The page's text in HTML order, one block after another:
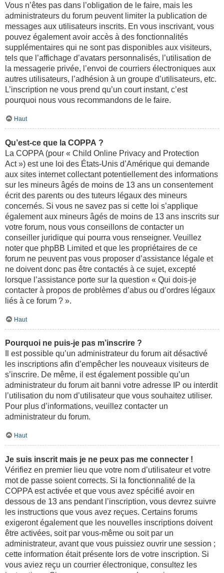
Vous n’êtes pas dans l’obligation de le faire, mais les
administrateurs du forum peuvent limiter la publication de
messages aux utilisateurs inscrits. En vous inscrivant, vous
pouvez également avoir accès à des fonctionnalités
supplémentaires qui ne sont pas disponibles aux visiteurs,
tels que l’affichage d’avatars personnalisés, l’utilisation de
la messagerie privée, l’envoi de courriers électroniques aux
autres utilisateurs, l’adhésion à un groupe d’utilisateurs, etc.
L’inscription ne vous prend qu’un court instant, c’est
pourquoi nous vous recommandons de le faire.
Haut
Qu’est-ce que la COPPA ?
La COPPA (pour « Child Online Privacy and Protection
Act ») est une loi des États-Unis d’Amérique qui demande
aux sites internet collectant potentiellement des informations
sur les mineurs âgés de moins de 13 ans un consentement
écrit des parents ou des tuteurs légaux des mineurs
concernés. Si vous ne savez pas si cette loi s’applique
également aux mineurs âgés de moins de 13 ans inscrits sur
votre forum, nous vous conseillons de contacter un
conseiller juridique qui pourra vous renseigner. Veuillez
noter que phpBB Limited et que les propriétaires de ce
forum ne peuvent pas vous proposer d’assistance légale et
ne doivent donc pas être contactés à ce sujet, excepté
lorsque l’assistance porte sur la question « Qui dois-je
contacter à propos de problèmes d’abus ou d’ordres légaux
liés à ce forum ? ».
Haut
Pourquoi ne puis-je pas m’inscrire ?
Il est possible qu’un administrateur du forum ait désactivé
les inscriptions afin d’empêcher les nouveaux visiteurs de
s’inscrire. De même, il est également possible qu’un
administrateur du forum ait banni votre adresse IP ou interdit
l’utilisation du nom d’utilisateur que vous souhaitez utiliser.
Pour plus d’informations, veuillez contacter un
administrateur du forum.
Haut
Je suis inscrit mais je ne peux pas me connecter !
Vérifiez en premier lieu que votre nom d’utilisateur et votre
mot de passe soient corrects. Si la fonctionnalité de la
COPPA est activée et que vous avez spécifié avoir en
dessous de 13 ans pendant l’inscription, vous devrez suivre
les instructions que vous avez reçues. Certains forums
exigeront également que les nouvelles inscriptions doivent
être activées, soit par vous-même ou soit par un
administrateur, avant que vous puissiez ouvrir une session ;
cette information était présente lors de votre inscription. Si
vous aviez reçu un courrier électronique, consultez les